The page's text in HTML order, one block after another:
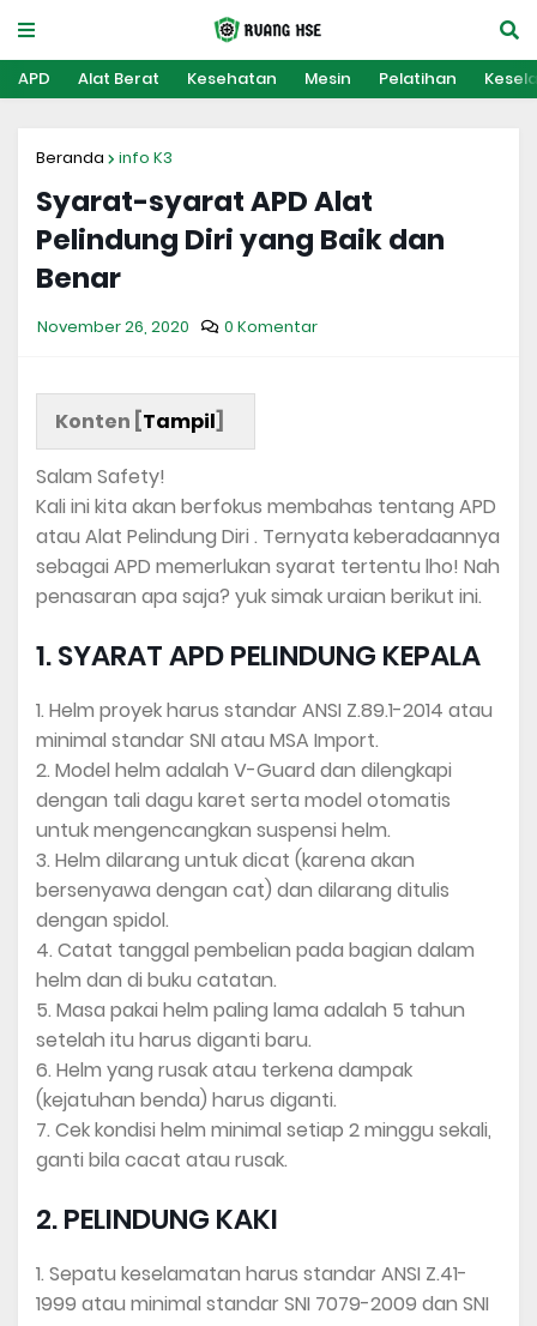
APD Alat Berat Kesehatan Mesin Pelatihan
Beranda info K3
Syarat-syarat APD Alat
Pelindung Diri yang Baik dan
Benar
November 26, 2020 0 Komentar
Konten [Tampil]
Salam Safety!
Kali ini kita akan berfokus membahas tentang APD
atau Alat Pelindung Diri . Ternyata keberadaannya
sebagai APD memerlukan syarat tertentu lho! Nah
penasaran apa saja? yuk simak uraian berikut ini.
1. SYARAT APD PELINDUNG KEPALA
1. Helm proyek harus standar ANSI Z.89.1-2014 atau
minimal standar SNI atau MSA Import.
2. Model helm adalah V-Guard dan dilengkapi
dengan tali dagu karet serta model otomatis
untuk mengencangkan suspensi helm.
3. Helm dilarang untuk dicat (karena akan
bersenyawa dengan cat) dan dilarang ditulis
dengan spidol.
4. Catat tanggal pembelian pada bagian dalam
helm dan di buku catatan.
5. Masa pakai helm paling lama adalah 5 tahun
setelah itu harus diganti baru.
6. Helm yang rusak atau terkena dampak
(kejatuhan benda) harus diganti.
7. Cek kondisi helm minimal setiap 2 minggu sekali,
ganti bila cacat atau rusak.
2. PELINDUNG KAKI
1. Sepatu keselamatan harus standar ANSI Z.41-
1999 atau minimal standar SNI 7079-2009 dan SNI